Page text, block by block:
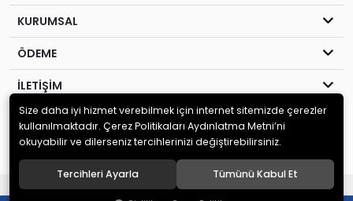
KURUMSAL
ÖDEME
İLETİŞİM
© 2020MİLENYUM YAYINCILIK. Tüm hakları saklıdır.
Yeni Nesil E-Ticaret Sistemleri ile Hazırlanmıştır.
Size daha iyi hizmet verebilmek için internet sitemizde çerezler
kullanılmaktadır. Çerez Politikaları Aydınlatma Metni’ni
okuyabilir ve dilerseniz tercihlerinizi değiştirebilirsiniz.
Tercihleri Ayarla Tümünü Kabul Et